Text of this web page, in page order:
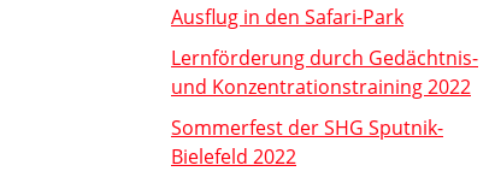
Ausflug in den Safari-Park
Lernförderung durch Gedächtnis-
und Konzentrationstraining 2022
Sommerfest der SHG Sputnik-
Bielefeld 2022